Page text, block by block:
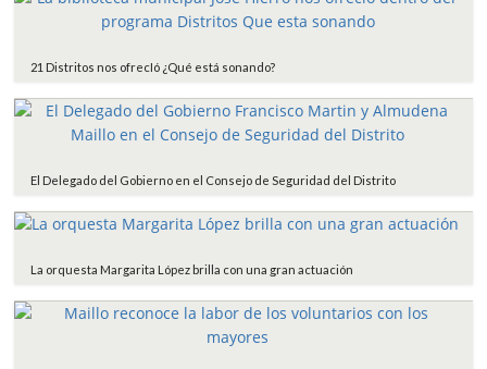
21 Distritos nos ofrecIó ¿Qué está sonando?
El Delegado del Gobierno en el Consejo de Seguridad del Distrito
La orquesta Margarita López brilla con una gran actuación